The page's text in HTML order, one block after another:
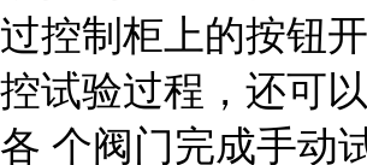
过控制柜上的按钮
控试验过程，还可
各 个阀门完成手动